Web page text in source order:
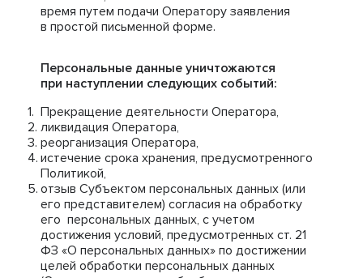
время путем подачи Оператору заявления
в простой письменной форме.
Персональные данные уничтожаются
при наступлении следующих событий:
Прекращение деятельности Оператора,
ликвидация Оператора,
реорганизация Оператора,
истечение срока хранения, предусмотренного
Политикой,
отзыв Субъектом персональных данных (или
его представителем) согласия на обработку
его персональных данных, с учетом
достижения условий, предусмотренных ст. 21
ФЗ «О персональных данных» по достижении
целей обработки персональных данных